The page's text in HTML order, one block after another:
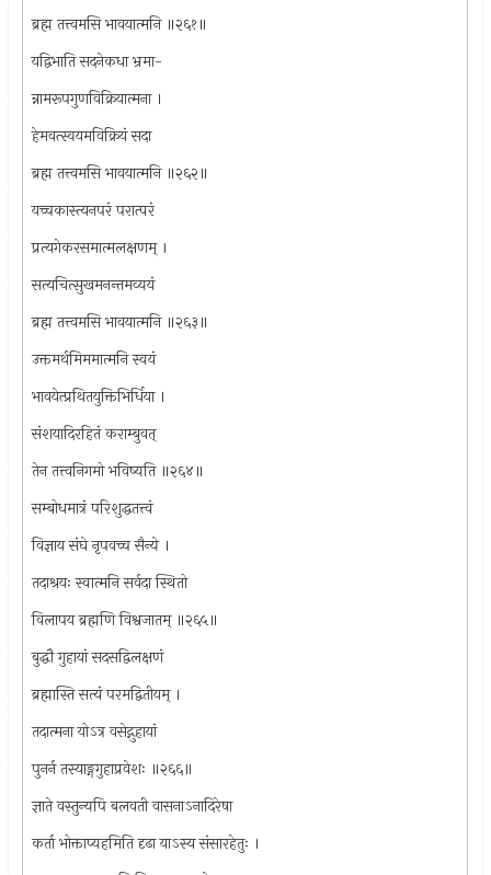
ब्रह्म तत्त्वमसि भावयात्मनि ॥२६१॥
यद्विभाति सदनेकधा भ्रमा-
न्नामरूपगुणविक्रियात्मना ।
हेमवत्स्वयमविक्रियं सदा
ब्रह्म तत्त्वमसि भावयात्मनि ॥२६२॥
यच्चकास्त्यनपरं परात्परं
प्रत्यगेकरसमात्मलक्षणम् ।
सत्यचित्सुखमनन्तमव्ययं
ब्रह्म तत्त्वमसि भावयात्मनि ॥२६३॥
उक्तमर्थमिममात्मनि स्वयं
भावयेत्प्रथितयुक्तिभिर्धिया ।
संशयादिरहितं कराम्बुवत्
तेन तत्त्वनिगमो भविष्यति ॥२६४॥
सम्बोधमात्रं परिशुद्धतत्त्वं
विज्ञाय संघे नृपवच्च सैन्ये ।
तदाश्रयः स्वात्मनि सर्वदा स्थितो
विलापय ब्रह्मणि विश्वजातम् ॥२६५॥
बुद्धौ गुहायां सदसद्विलक्षणं
ब्रह्मास्ति सत्यं परमद्वितीयम् ।
तदात्मना योऽत्र वसेद्गुहायां
पुनर्न तस्याङ्गगुहाप्रवेशः ॥२६६॥
ज्ञाते वस्तुन्यपि बलवती वासनाऽनादिरेषा
कर्ता भोक्ताप्यहमिति दृढा याऽस्य संसारहेतुः ।